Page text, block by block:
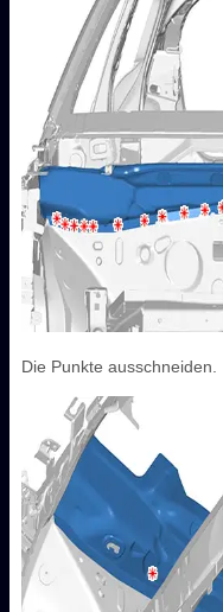
Die Punkte ausschneiden.